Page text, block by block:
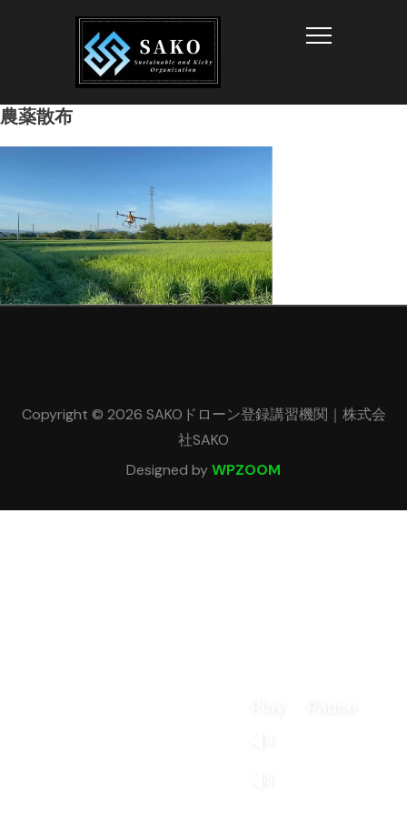
Info
農薬散布
Copyright © 2026 SAKOドローン登録講習機関｜株式会
社SAKO
Designed byWPZOOM